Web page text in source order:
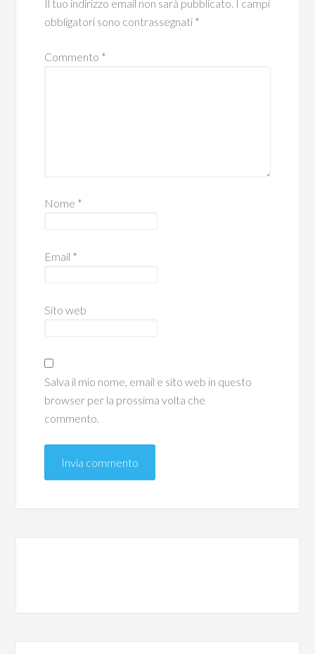
Il tuo indirizzo email non sarà pubblicato. I campi
obbligatori sono contrassegnati *
Commento *
Nome *
Email *
Sito web
Salva il mio nome, email e sito web in questo
browser per la prossima volta che
commento.